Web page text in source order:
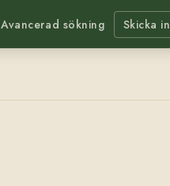
Avancerad sökning Skicka in